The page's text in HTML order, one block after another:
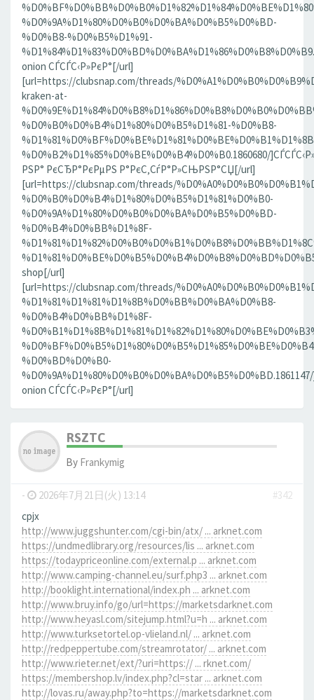
%D0%9A%D1%80%D0%B0%D0%BA%D0%B5%D0%BD-
%D0%B8-%D0%B5%D1%91-
onion СЃСЃС‹Р»РєР°[/url]
[url=https://clubsnap.com/threads/
kraken-at-
%D0%B0%D0%B4%D1%80%D0%B5%D1%81-%D0%B8-
%D0%B2%D1%85%D0%BE%D0%B4%D0%B0.1860680/
РЅР° РєСЂР°РєРµРЅ Р°РєС‚СѓР°Р»СЊРЅР°СЏ[/url]
[url=https://clubsnap.com/threads/
%D0%B0%D0%B4%D1%80%D0%B5%D1%81%D0%B0-
%D0%9A%D1%80%D0%B0%D0%BA%D0%B5%D0%BD-
%D0%B4%D0%BB%D1%8F-
shop[/url]
[url=https://clubsnap.com/threads/
%D1%81%D1%81%D1%8B%D0%BB%D0%BA%D0%B8-
%D0%B4%D0%BB%D1%8F-
%D0%BD%D0%B0-
onion СЃСЃС‹Р»РєР°[/url]
RSZTC
By Frankymig
- 2026年7月21日(火) 13:14
#342
cpjx
http://www.juggshunter.com/cgi-bin/atx/ ... arknet.com
https://undmedlibrary.org/resources/lis ... arknet.com
https://todaypriceonline.com/external.p ... arknet.com
http://www.camping-channel.eu/surf.php3 ... arknet.com
http://booklight.international/index.ph ... arknet.com
http://www.bruy.info/go/url=https://marketsdarknet.com
http://www.heyasl.com/sitejump.html?u=h ... arknet.com
http://www.turksetortel.op-vlieland.nl/ ... arknet.com
http://redpeppertube.com/streamrotator/ ... arknet.com
http://www.rieter.net/ext/?uri=https:// ... rknet.com/
https://membershop.lv/index.php?cl=star ... arknet.com
http://lovas.ru/away.php?to=https://marketsdarknet.com